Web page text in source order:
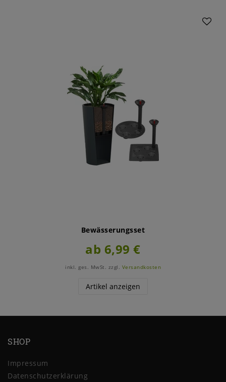
Bewässerungsset
ab 6,99 €
inkl. ges. MwSt. zzgl. Versandkosten
Artikel anzeigen
SHOP
Impressum
Daten­schutz­erklärung